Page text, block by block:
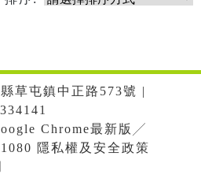
草屯鎮中正路573號 |
Chrome最新版╱
隱私權及安全政策